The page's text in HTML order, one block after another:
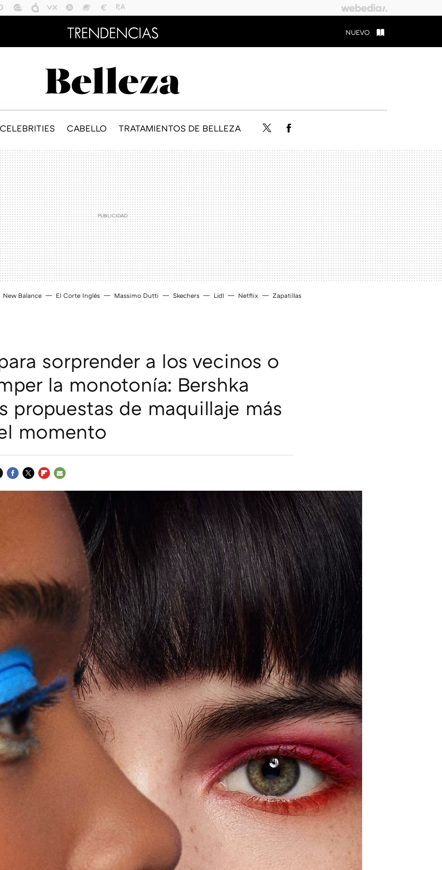
NUEVO
CELEBRITIES CABELLO TRATAMIENTOS DE BELLEZA Twitter
New Balance El Corte Inglés Massimo Dutti Skechers Lidl Netflix Zapatillas
sorprender a los vecinos o
la monotonía: Bershka
propuestas de maquillaje más
momento
MAIL